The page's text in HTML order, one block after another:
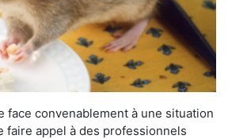
face convenablement à une situation
faire appel à des professionnels